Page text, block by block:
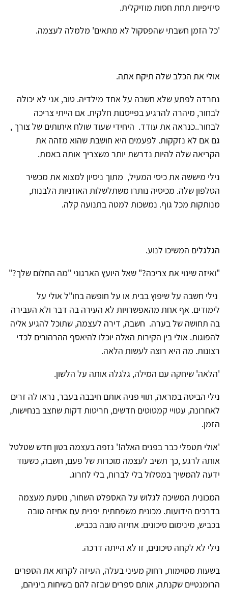
סיזיפיות תחת חסות מוזיקלית.
'כל הזמן חשבתי שהפסקול לא מתאים' מלמלה לעצמה.
אולי את הכלב שלה תיקח אתה.
נחרדה לפתע שלא חשבה על אחד מילדיה. טוב, אני לא יכולה
לבחור, מיהרה להרגיע בפייסנות חלקית. אם הייתי צריכה
לבחור..כנראה את עודד. היחידי שעוד שולח איתותים של צורך ,
גם אם לא נזקקות. לפעמים היא חושבת שהוא מזהה את
הקריאה שלה להיות נדרשת יותר משצריך אותה באמת.
נילי מיששה את כיסי המעיל, מתוך ניסיון למצוא את מכשיר
הטלפון שלה. מכיסיה נותרו משתלשלות האוזניות הלבנות,
מנותקות מכל גוף. נמשכות למטה בתנועה קלה.
הגלגלים המשיכו לנוע.
"ואיזה שינוי את צריכה?" שאל היועץ הארגוני "מה החלום שלך?"
נילי חשבה על שיפוץ בבית או על חופשה בחו"ל אולי על
לימודים. אף אחת מהאפשרויות לא העירה בה דבר ולא העבירה
בה תחושה של בערה. חשבה, דירה לעצמה, שתוכל להגיע אליה
להפוגות. אולי בין הקירות האלה יוכלו להיאסף ההרהורים לכדי
רצונות. מה היא רוצה לעשות הלאה.
'הלאה' שיחקה עם המילה, גלגלה אותה על הלשון.
נילי הביטה במראה, תווי פניה אותם חיבבה בעבר, נראו לה זרים
לאחרונה, עטויי קמטוטים חדשים, חריטות דקות שחצב בנחישות,
הזמן.
'אולי תטפלי כבר בפנים האלה!' נזפה בעצמה בטון חדש שטלטל
אותה לרגע ,כך תשיב לעצמה מוכרות של פעם, חשבה, כשעוד
ידעה להמשיך במסלול בלי לברוח, בלי לחרוג.
המכונית המשיכה לגלוש על האספלט השחור, נוסעת מעצמה
בדרכים הידועות. מכונית משפחתית יפנית עם אחיזה טובה
בכביש, מינימום סיכונים. אחיזה טובה בכביש.
נילי לא לקחה סיכונים, זו לא הייתה דרכה.
בשעות מסוימות, רחוק מעיני בעלה, העיזה לקרוא את הספרים
הרומנטיים שקנתה, אותם ספרים שבזה להם בשיחות ביניהם,